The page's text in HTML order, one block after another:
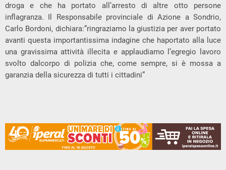
droga e che ha portato all’arresto di altre otto persone
inflagranza. Il Responsabile provinciale di Azione a Sondrio,
Carlo Bordoni, dichiara:”ringraziamo la giustizia per aver portato
avanti questa importantissima indagine che haportato alla luce
una gravissima attività illecita e applaudiamo l’egregio lavoro
svolto dalcorpo di polizia che, come sempre, si è mossa a
garanzia della sicurezza di tutti i cittadini”